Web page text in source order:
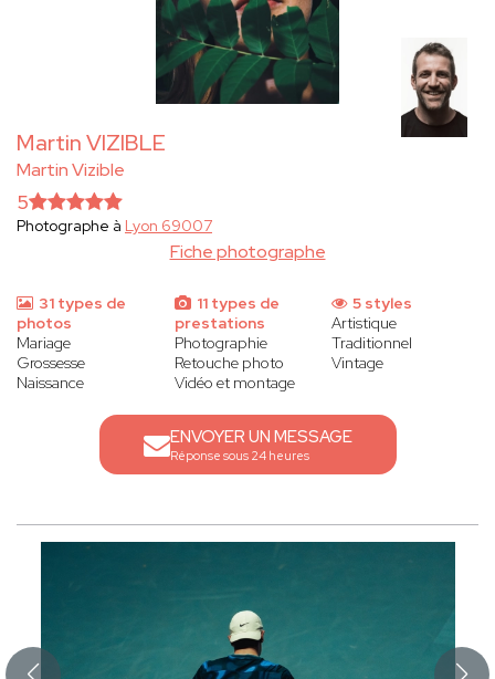
Martin VIZIBLE
Martin Vizible
Fiche photographe
5
Photographe à Lyon 69007
31 types de
photos
Mariage
Grossesse
Naissance
11 types de
prestations
Photographie
Retouche photo
Vidéo et montage
5 styles
Artistique
Traditionnel
Vintage
ENVOYER UN MESSAGE
Réponse sous 24 heures